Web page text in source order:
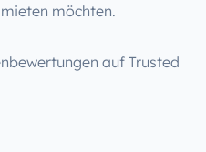
möchten.
auf Trusted